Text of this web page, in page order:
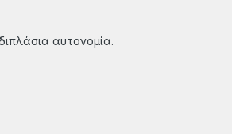
αυτονομία.